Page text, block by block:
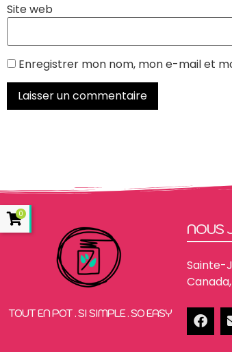
0
Site web
Enregistrer mon nom, mon e-mail et
TOUT EN POT . SI SIMPLE . SO EASY
NOUS
Sainte-
Canada,